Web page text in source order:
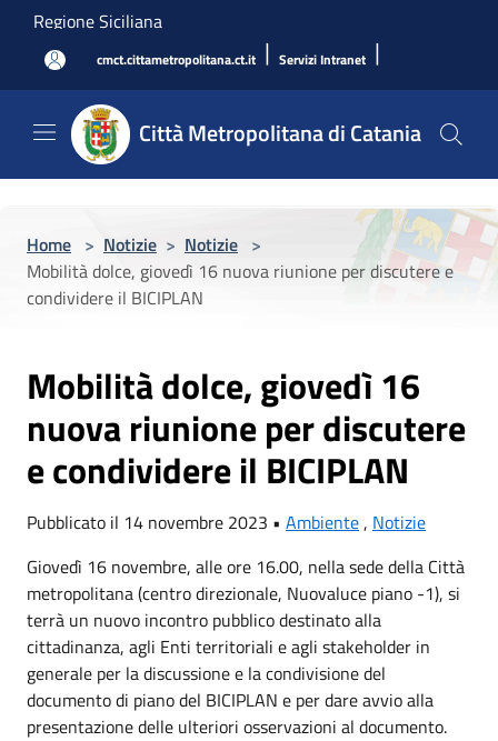
Salta al contenuto principale
Regione Siciliana
cmct.cittametropolitana.ct.it | Servizi Intranet |
Città Metropolitana di Catania
Home > Notizie > Notizie >
Mobilità dolce, giovedì 16 nuova riunione per discutere e
condividere il BICIPLAN
Mobilità dolce, giovedì 16
nuova riunione per discutere
e condividere il BICIPLAN
Pubblicato il 14 novembre 2023 • Ambiente, Notizie
Giovedì 16 novembre, alle ore 16.00, nella sede della Città
metropolitana (centro direzionale, Nuovaluce piano -1), si
terrà un nuovo incontro pubblico destinato alla
cittadinanza, agli Enti territoriali e agli stakeholder in
generale per la discussione e la condivisione del
documento di piano del BICIPLAN e per dare avvio alla
presentazione delle ulteriori osservazioni al documento.